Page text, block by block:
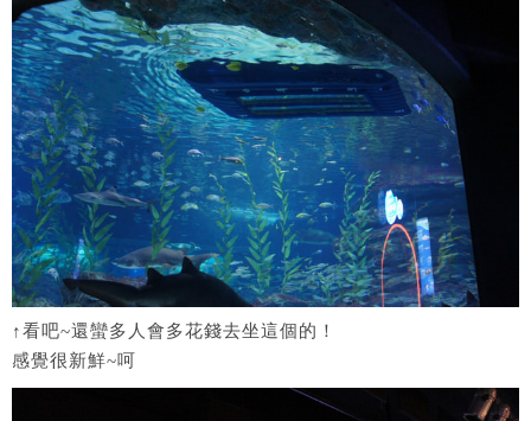
↑看吧~還蠻多人會多花錢去坐這個的！
感覺很新鮮~呵